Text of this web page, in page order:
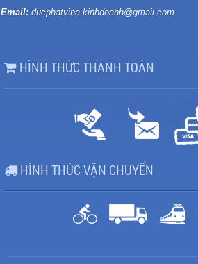
Email: ducphatvina.kinhdoanh@gmail.com
HÌNH THỨC THANH TOÁN
HÌNH THỨC VẬN CHUYỂN